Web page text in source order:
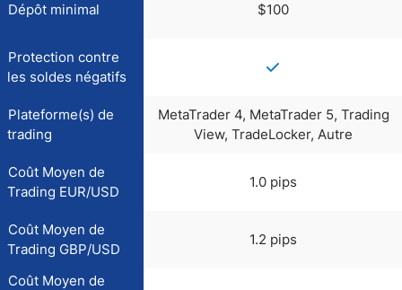
Dépôt minimal $100
Protection contre
les soldes négatifs
Plateforme(s) de
trading
MetaTrader 4, MetaTrader 5, Trading
View, TradeLocker, Autre
Coût Moyen de
Trading EUR/USD
1.0 pips
Coût Moyen de
Trading GBP/USD
1.2 pips
Coût Moyen de